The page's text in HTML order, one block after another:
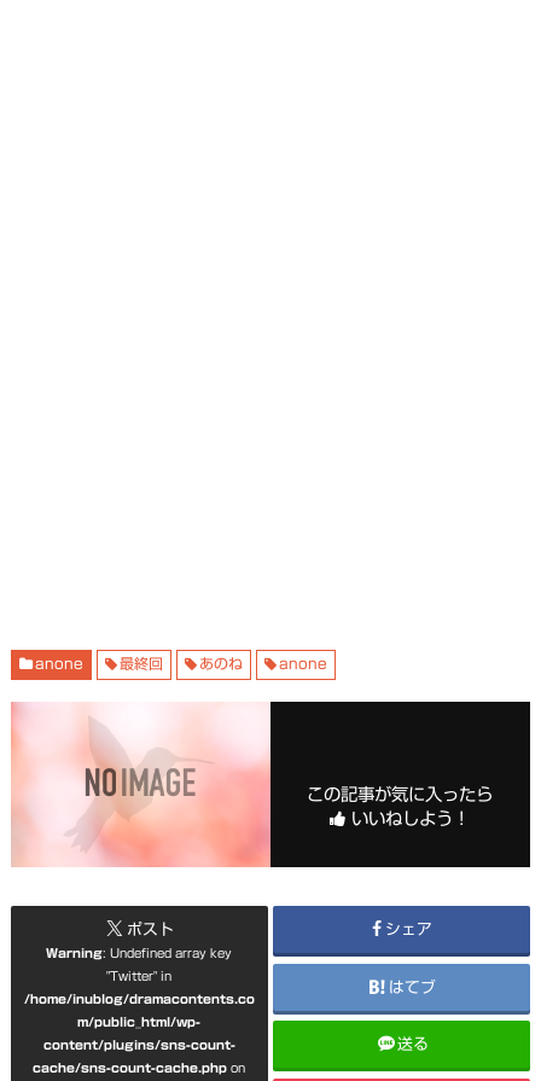
anone 最終回 あのね anone
この記事が気に入ったら
いいねしよう！
ポスト
Warning: Undefined array key
"Twitter" in
/home/inublog/dramacontents.co
m/public_html/wp-
content/plugins/sns-count-
cache/sns-count-cache.php on
シェア
はてブ
送る